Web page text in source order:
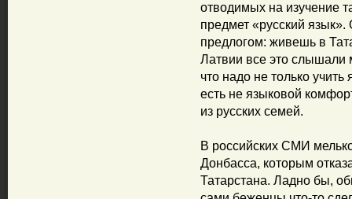
отводимых на изучение
предмет «русский
предлогом: живешь в
Латвии все это слышали
что надо не только
есть не языковой
из русских семей.
В российских СМИ
Донбасса, которым
Татарстана. Ладно бы,